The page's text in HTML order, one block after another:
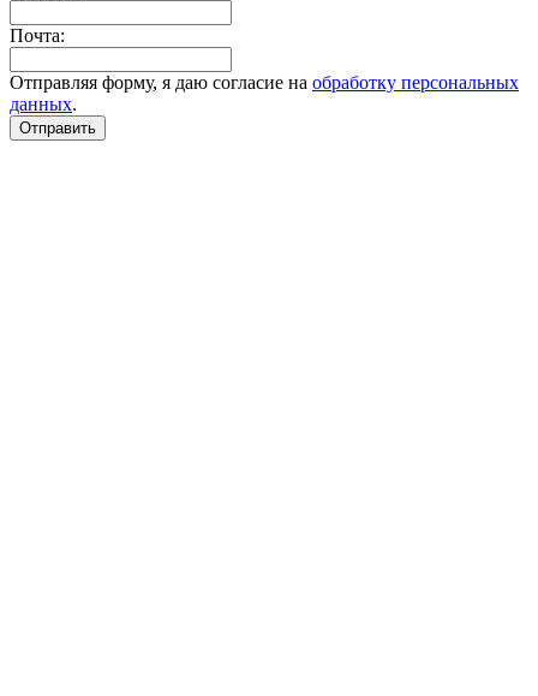
Почта:
Отправляя форму, я даю согласие на обработку персональных
данных.
Отправить